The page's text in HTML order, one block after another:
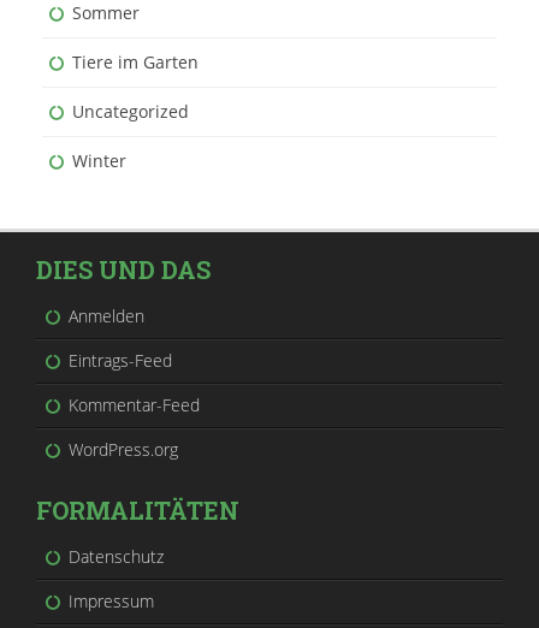
Sommer
Tiere im Garten
Uncategorized
Winter
DIES UND DAS
Anmelden
Eintrags-Feed
Kommentar-Feed
WordPress.org
FORMALITÄTEN
Datenschutz
Impressum